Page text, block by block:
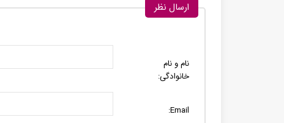
ارسال نظر
نام و نام
خانوادگی:
Email: